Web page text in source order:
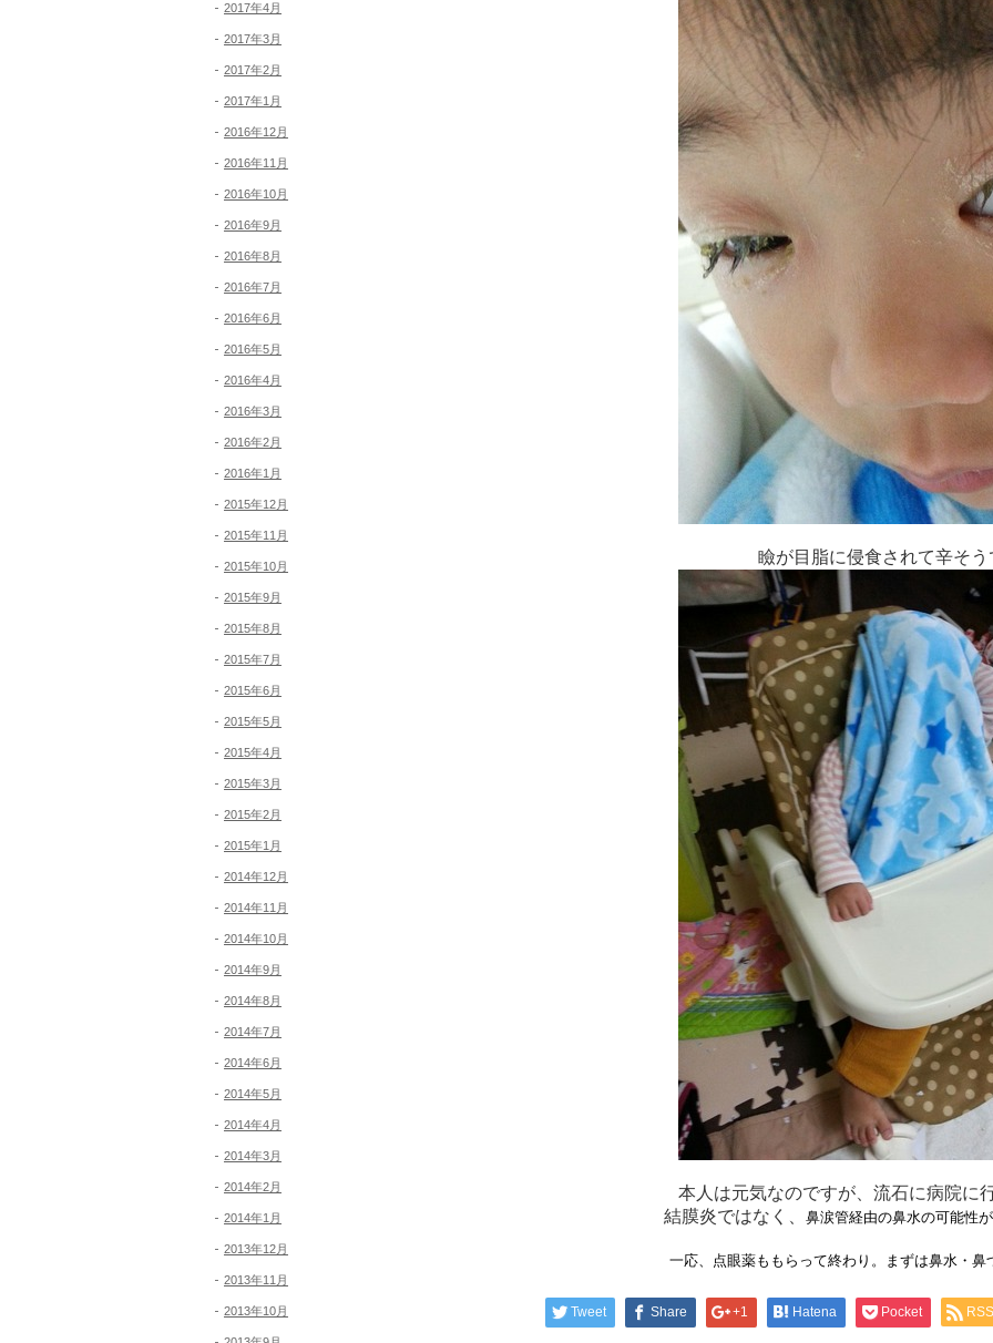
瞼が目脂に侵食されて辛そう
本人は元気なのですが、流石に病院に
結膜炎ではなく、 鼻涙管経由の鼻水の可能性
一応、点眼薬ももらって終わり。まずは鼻水・鼻
Tweet Share +1 Hatena Pocket RSS
2017年4月
2017年3月
2017年2月
2017年1月
2016年12月
2016年11月
2016年10月
2016年9月
2016年8月
2016年7月
2016年6月
2016年5月
2016年4月
2016年3月
2016年2月
2016年1月
2015年12月
2015年11月
2015年10月
2015年9月
2015年8月
2015年7月
2015年6月
2015年5月
2015年4月
2015年3月
2015年2月
2015年1月
2014年12月
2014年11月
2014年10月
2014年9月
2014年8月
2014年7月
2014年6月
2014年5月
2014年4月
2014年3月
2014年2月
2014年1月
2013年12月
2013年11月
2013年10月